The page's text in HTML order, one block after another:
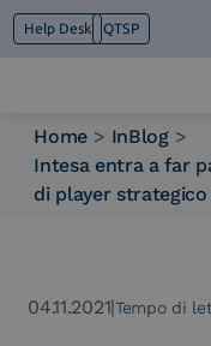
Help Desk QTSP
Chi siamo
Cosa facciamo
News e Media
Home > InBlog >
Intesa entra a far
di player
04.11.2021|Tempo di